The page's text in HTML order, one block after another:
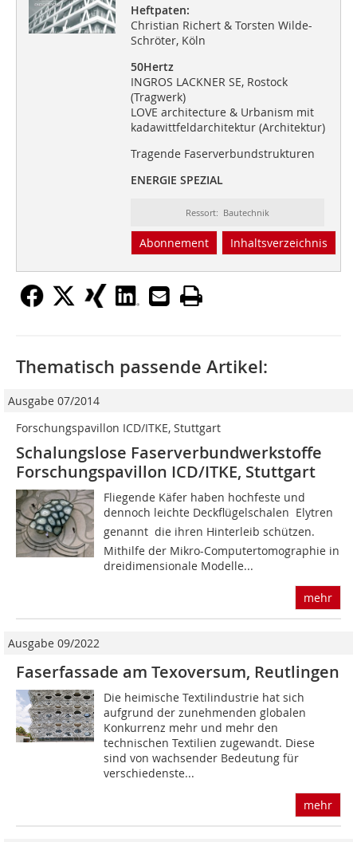
Heftpaten:
Christian Richert & Torsten Wilde-
Schröter, Köln
50Hertz
INGROS LACKNER SE, Rostock
(Tragwerk)
LOVE architecture & Urbanism mit
kadawittfeldarchitektur (Architektur)
Tragende Faserverbundstrukturen
ENERGIE SPEZIAL
Ressort: Bautechnik
Abonnement Inhaltsverzeichnis
Thematisch passende Artikel:
Ausgabe 07/2014
Forschungspavillon ICD/ITKE, Stuttgart
Schalungslose Faserverbundwerkstoffe
Forschungspavillon ICD/ITKE, Stuttgart
Fliegende Käfer haben hochfeste und
dennoch leichte Deckflügelschalen  Elytren
genannt  die ihren Hinterleib schützen.
Mithilfe der Mikro-Computertomographie in
dreidimensionale Modelle...
mehr
Ausgabe 09/2022
Faserfassade am Texoversum, Reutlingen
Die heimische Textilindustrie hat sich
aufgrund der zunehmenden globalen
Konkurrenz mehr und mehr den
technischen Textilien zugewandt. Diese
sind von wachsender Bedeutung für
verschiedenste...
mehr